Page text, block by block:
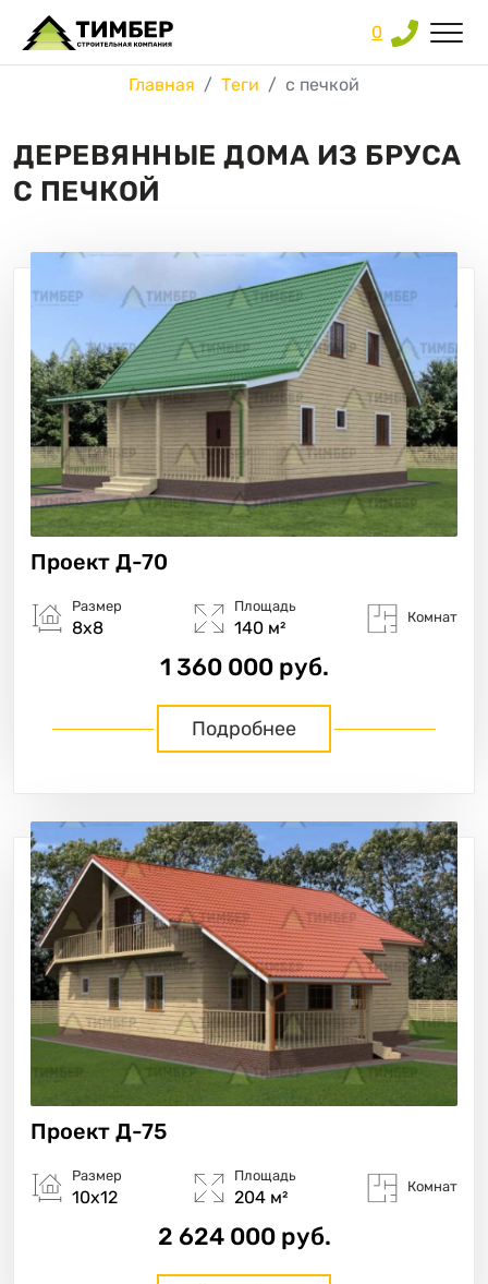
0
Главная Теги с печкой
ДЕРЕВЯННЫЕ ДОМА ИЗ БРУСА
С ПЕЧКОЙ
Проект Д-70
Размер
8х8
Площадь
140 м²
Комнат
1 360 000 руб.
Подробнее
Проект Д-75
Размер
10х12
Площадь
204 м²
Комнат
2 624 000 руб.